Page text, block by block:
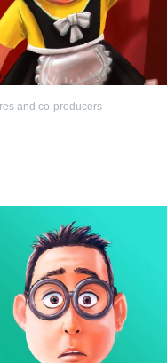
and co-producers